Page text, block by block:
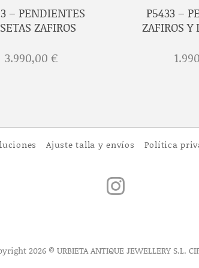
– PENDIENTES
ZAFIROS
3.990,00 €
P5433 –
ZAFIROS
Ajuste talla y envíos Política
2026 © URBIETA ANTIQUE JEWELLERY S.L.